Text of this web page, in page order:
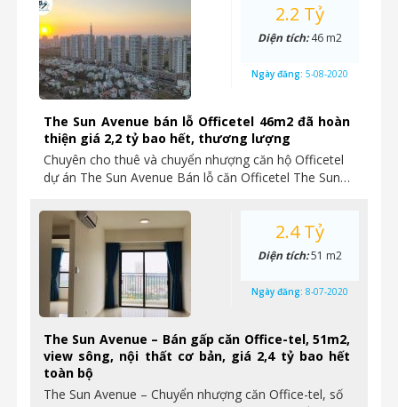
The Sun Avenue bán lỗ Officetel 46m2 đã hoàn
thiện giá 2,2 tỷ bao hết, thương lượng
Chuyên cho thuê và chuyển nhượng căn hộ Officetel
dự án The Sun Avenue Bán lỗ căn Officetel The Sun…
2.2 Tỷ
Diện tích:46 m2
Ngày đăng: 5-08-2020
The Sun Avenue – Bán gấp căn Office-tel, 51m2,
view sông, nội thất cơ bản, giá 2,4 tỷ bao hết
toàn bộ
The Sun Avenue – Chuyển nhượng căn Office-tel, số
2.4 Tỷ
Diện tích:51 m2
Ngày đăng: 8-07-2020